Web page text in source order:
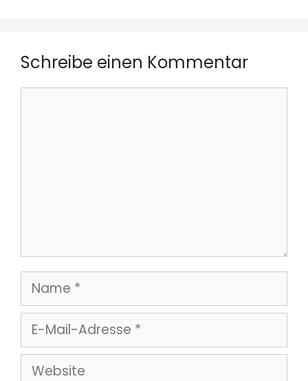
Schreibe einen Kommentar
Name
E-
Mail-
Adresse
Website